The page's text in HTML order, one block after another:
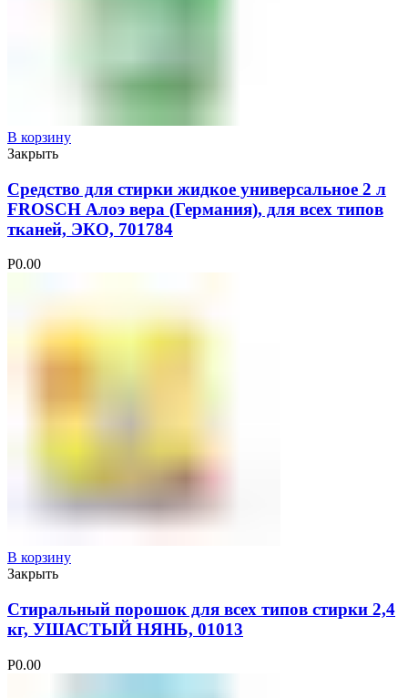
В корзину
Закрыть
Средство для стирки жидкое универсальное 2 л
FROSCH Алоэ вера (Германия), для всех типов
тканей, ЭКО, 701784
Р0.00
В корзину
Закрыть
Стиральный порошок для всех типов стирки 2,4
кг, УШАСТЫЙ НЯНЬ, 01013
Р0.00